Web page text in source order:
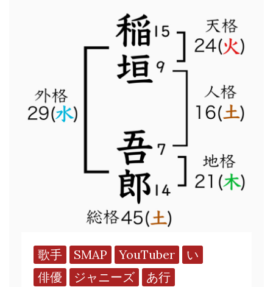
歌手 SMAP YouTuber
い
俳優
ジャニーズ あ行